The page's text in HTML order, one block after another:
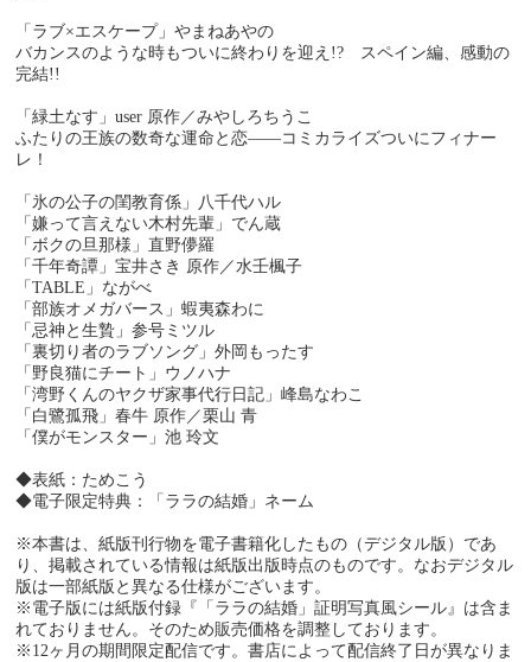
「ラブ×エスケープ」やまねあやの
バカンスのような時もついに終わりを迎え!? スペイン編、感動の
完結!!
「緑土なす」user 原作／みやしろちうこ
ふたりの王族の数奇な運命と恋――コミカライズついにフィナー
レ！
「氷の公子の閨教育係」八千代ハル
「嫌って言えない木村先輩」でん蔵
「ボクの旦那様」直野儚羅
「千年奇譚」宝井さき 原作／水壬楓子
「TABLE」ながべ
「部族オメガバース」蝦夷森わに
「忌神と生贄」参号ミツル
「裏切り者のラブソング」外岡もったす
「野良猫にチート」ウノハナ
「湾野くんのヤクザ家事代行日記」峰島なわこ
「白鷺孤飛」春牛 原作／栗山 青
「僕がモンスター」池 玲文
◆表紙：ためこう
◆電子限定特典：「ララの結婚」ネーム
※本書は、紙版刊行物を電子書籍化したもの（デジタル版）であ
り、掲載されている情報は紙版出版時点のものです。なおデジタル
版は一部紙版と異なる仕様がございます。
※電子版には紙版付録『「ララの結婚」証明写真風シール』は含ま
れておりません。そのため販売価格を調整しております。
※12ヶ月の期間限定配信です。書店によって配信終了日が異なりま